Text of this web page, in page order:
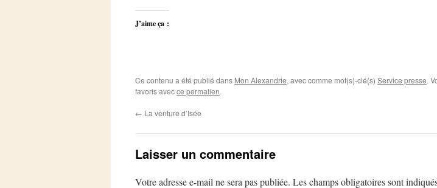
J’aime ça :
Ce contenu a été publié dans Mon Alexandrie, avec comme mot(s)-clé(s) Service presse.
favoris avecce permalien.
← La venture d’Isée
Laisser un commentaire
Votre adresse e-mail ne sera pas publiée. Les champs obligatoires sont